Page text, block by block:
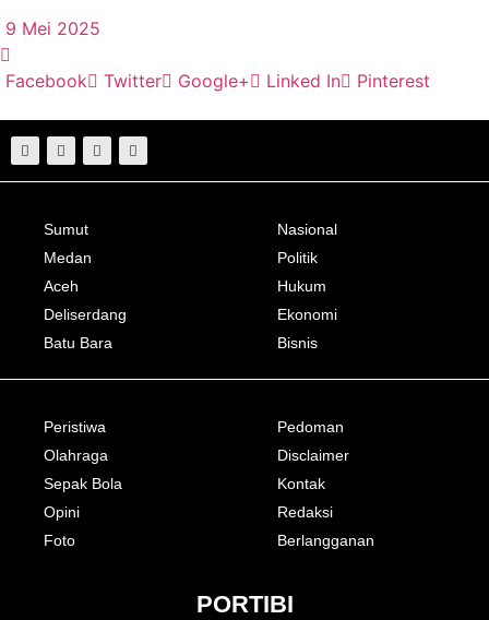
9 Mei 2025
Facebook Twitter Google+ Linked In Pinterest
Sumut
Medan
Aceh
Deliserdang
Batu Bara
Nasional
Politik
Hukum
Ekonomi
Bisnis
Peristiwa
Olahraga
Sepak Bola
Opini
Foto
Pedoman
Disclaimer
Kontak
Redaksi
Berlangganan
PORTIBI